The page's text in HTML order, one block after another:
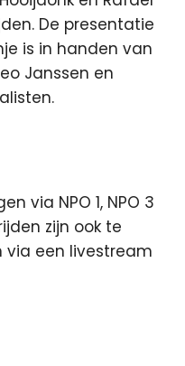
De presentatie
is in handen van
Janssen en
via NPO 1, NPO 3
zijn ook te
via een livestream